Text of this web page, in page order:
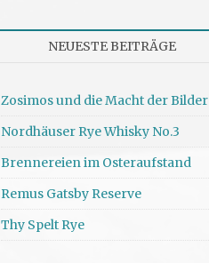
NEUESTE BEITRÄGE
Zosimos und die Macht der Bilder
Nordhäuser Rye Whisky No.3
Brennereien im Osteraufstand
Remus Gatsby Reserve
Thy Spelt Rye